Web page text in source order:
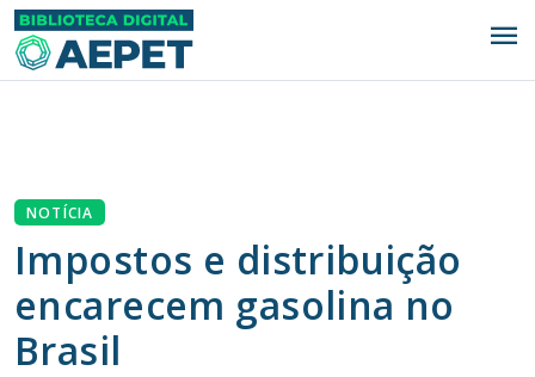
menu
NOTÍCIA
Impostos e distribuição
encarecem gasolina no
Brasil